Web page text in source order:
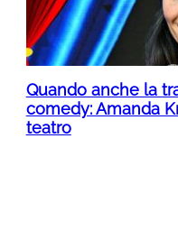
Quando anche la
comedy: Amanda
teatro